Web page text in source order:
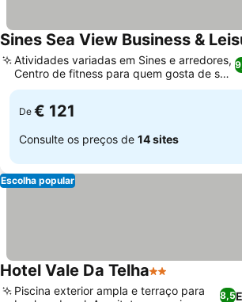
Sines Sea View Business &
Atividades variadas em Sines e arredores,
Centro de fitness para quem gosta de se
exercitar
De € 121
Consulte os preços de 14 sites
Escolha popular
Hotel Vale Da Telha2 Estrelas
8,5
Piscina exterior ampla e terraço para